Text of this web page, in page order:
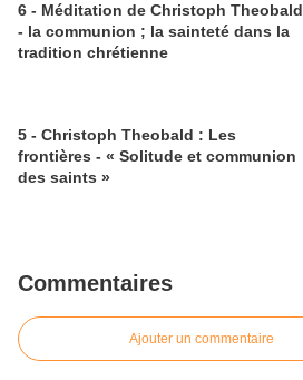
6 - Méditation de Christoph Theobald
- la communion ; la sainteté dans la
tradition chrétienne
5 - Christoph Theobald : Les
frontières - « Solitude et communion
des saints »
Commentaires
Ajouter un commentaire